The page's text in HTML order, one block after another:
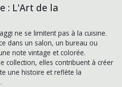
: L'Art de la
ne se limitent pas à la cuisine.
dans un salon, un bureau ou
note vintage et colorée.
collection, elles contribuent à créer
une histoire et reflète la